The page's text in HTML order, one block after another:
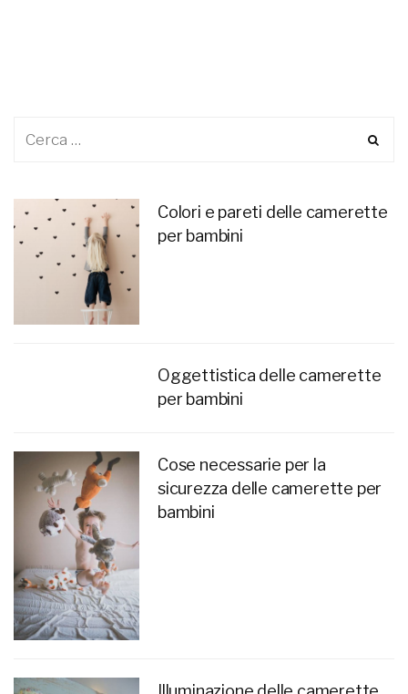
Colori e pareti delle camerette
per bambini
Oggettistica delle camerette
per bambini
Cose necessarie per la
sicurezza delle camerette per
bambini